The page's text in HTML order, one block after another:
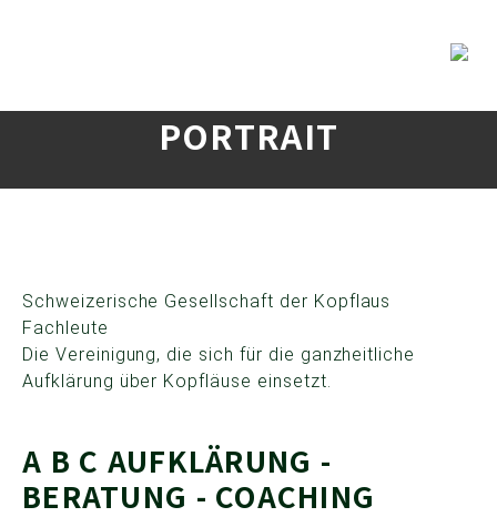
PORTRAIT
Schweizerische Gesellschaft der Kopflaus
Fachleute
Die Vereinigung, die sich für die ganzheitliche
Aufklärung über Kopfläuse einsetzt.
A B C AUFKLÄRUNG -
BERATUNG - COACHING